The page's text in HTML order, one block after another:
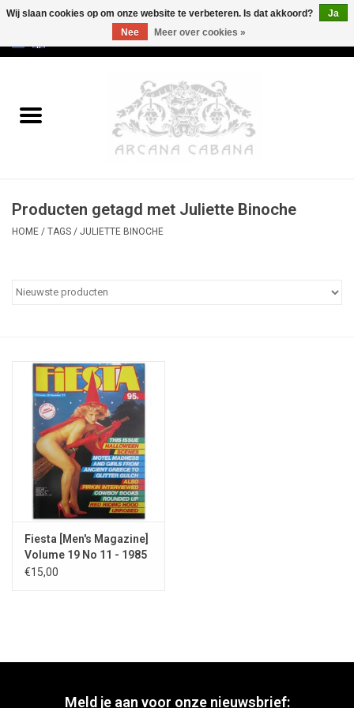
Oud & Zeldzaam
Erotica
Categorieën
Producten getagd met Juliette Binoche
HOME / TAGS / JULIETTE BINOCHE
Fiesta [Men's Magazine]
Volume 19 No 11 - 1985
€15,00
Meld je aan voor onze nieuwsbrief:
Wij slaan cookies op om onze website te verbeteren. Is dat akkoord?
Ja
Nee
Meer over cookies »